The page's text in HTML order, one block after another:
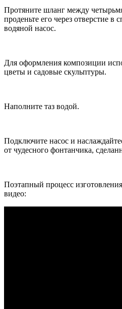
Протяните шланг между
проденьте его через отверстие в
водяной насос.
Для оформления композиции
цветы и садовые скульптуры.
Наполните таз водой.
Подключите насос и
от чудесного фонтанчика,
Поэтапный процесс
видео: